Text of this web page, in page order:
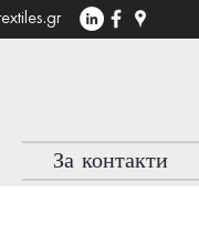
За контакти